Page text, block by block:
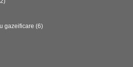
gazeificare (6)